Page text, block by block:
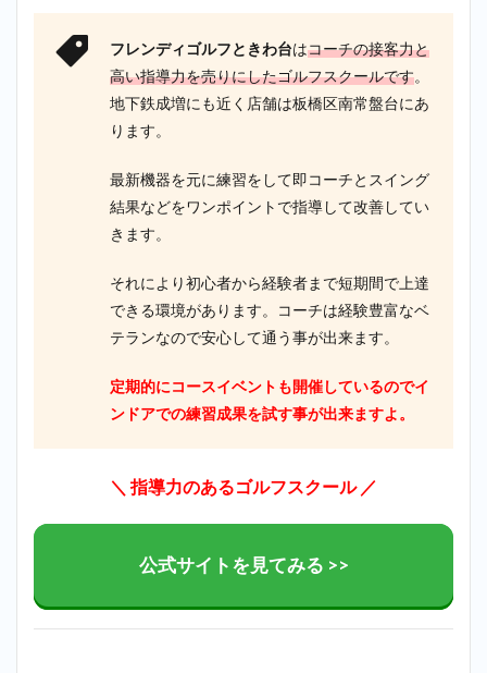
フレンディゴルフときわ台はコーチの接客力と
高い指導力を売りにしたゴルフスクールです。
地下鉄成増にも近く店舗は板橋区南常盤台にあ
ります。
最新機器を元に練習をして即コーチとスイング
結果などをワンポイントで指導して改善してい
きます。
それにより初心者から経験者まで短期間で上達
できる環境があります。コーチは経験豊富なベ
テランなので安心して通う事が出来ます。
定期的にコースイベントも開催しているのでイ
ンドアでの練習成果を試す事が出来ますよ。
＼ 指導力のあるゴルフスクール ／
公式サイトを見てみる >>